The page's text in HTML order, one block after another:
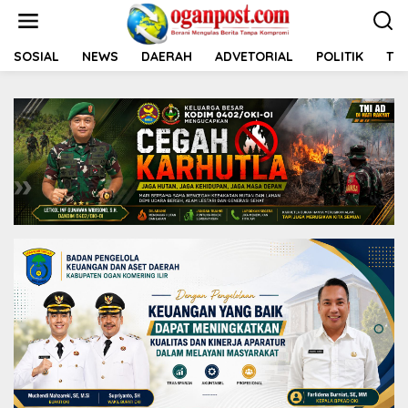
t
SOSIAL NEWS DAERAH ADVETORIAL POLITIK